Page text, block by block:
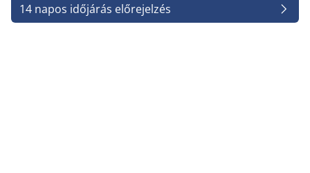
14 napos időjárás előrejelzés